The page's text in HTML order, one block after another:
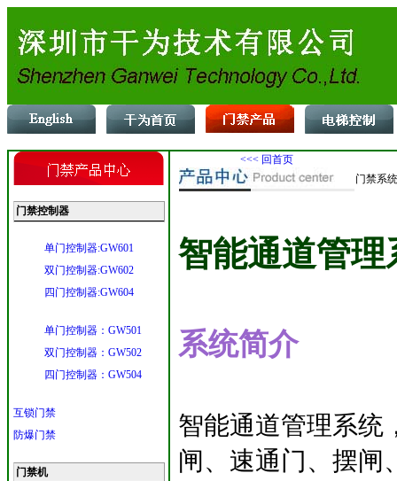
门禁控制器
单门控制器:GW601
双门控制器:GW602
四门控制器:GW604
单门控制器：GW501
双门控制器：GW502
四门控制器：GW504
互锁门禁
防爆门禁
门禁机
<<< 回首页
门禁系
智能通道管理
系统简介
智能通道管理系统
闸、速通门、摆闸